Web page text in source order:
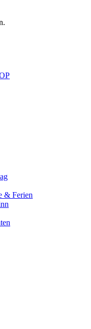
& Ferien